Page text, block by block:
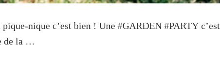
nique c’est bien ! Une #GARDEN #PARTY c’est
de la …